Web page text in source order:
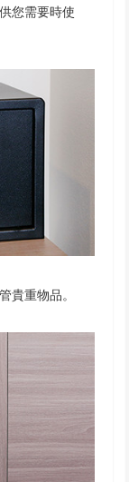
您需要時使
貴重物品。